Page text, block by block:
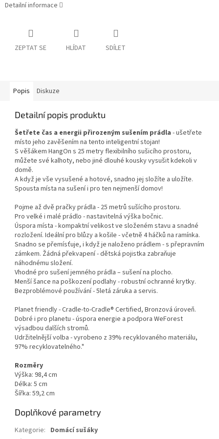
Detailní informace
ZEPTAT SE HLÍDAT SDÍLET
Popis Diskuze
Detailní popis produktu
Šetřete čas a energii přirozeným sušením prádla - ušetřete
místo jeho zavěšením na tento inteligentní stojan!
S věšákem HangOn s 25 metry flexibilního sušicího prostoru,
můžete své kalhoty, nebo jiné dlouhé kousky vysušit kdekoli v
domě.
A když je vše vysušené a hotové, snadno jej složíte a uložíte.
Spousta místa na sušení i pro ten nejmenší domov!
Pojme až dvě pračky prádla - 25 metrů sušícího prostoru.
Pro velké i malé prádlo - nastavitelná výška bočnic.
Úspora místa - kompaktní velikost ve složeném stavu a snadné
rozložení. Ideální pro blůzy a košile - včetně 4 háčků na ramínka.
Snadno se přemísťuje, i když je naloženo prádlem - s přepravním
zámkem. Žádná překvapení - dětská pojistka zabraňuje
náhodnému složení.
Vhodné pro sušení jemného prádla – sušení na plocho.
Menší šance na poškození podlahy - robustní ochranné krytky.
Bezproblémové používání - 5letá záruka a servis.
Planet friendly - Cradle-to-Cradle® Certified, Bronzová úroveň.
Dobré i pro planetu - úspora energie a podpora WeForest
výsadbou dalších stromů.
Udržitelnější volba - vyrobeno z 39% recyklovaného materiálu,
97% recyklovatelného."
Rozměry
Výška: 98,4 cm
Délka: 5 cm
Šířka: 59,2 cm
Doplňkové parametry
Kategorie: Domácí sušáky